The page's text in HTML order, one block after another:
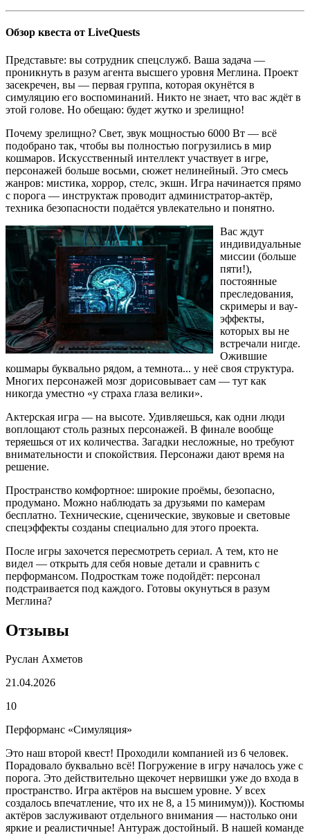
Обзор квеста от LiveQuests
Представьте: вы сотрудник спецслужб. Ваша задача —
проникнуть в разум агента высшего уровня Меглина. Проект
засекречен, вы — первая группа, которая окунётся в
симуляцию его воспоминаний. Никто не знает, что вас ждёт в
этой голове. Но обещаю: будет жутко и зрелищно!
Почему зрелищно? Свет, звук мощностью 6000 Вт — всё
подобрано так, чтобы вы полностью погрузились в мир
кошмаров. Искусственный интеллект участвует в игре,
персонажей больше восьми, сюжет нелинейный. Это смесь
жанров: мистика, хоррор, стелс, экшн. Игра начинается прямо
с порога — инструктаж проводит администратор-актёр,
техника безопасности подаётся увлекательно и понятно.
Вас ждут
индивидуальные
миссии (больше
пяти!),
постоянные
преследования,
скримеры и вау-
эффекты,
которых вы не
встречали нигде.
Ожившие
кошмары буквально рядом, а темнота... у неё своя структура.
Многих персонажей мозг дорисовывает сам — тут как
никогда уместно «у страха глаза велики».
Актерская игра — на высоте. Удивляешься, как одни люди
воплощают столь разных персонажей. В финале вообще
теряешься от их количества. Загадки несложные, но требуют
внимательности и спокойствия. Персонажи дают время на
решение.
Пространство комфортное: широкие проёмы, безопасно,
продумано. Можно наблюдать за друзьями по камерам
бесплатно. Технические, сценические, звуковые и световые
спецэффекты созданы специально для этого проекта.
После игры захочется пересмотреть сериал. А тем, кто не
видел — открыть для себя новые детали и сравнить с
перформансом. Подросткам тоже подойдёт: персонал
подстраивается под каждого. Готовы окунуться в разум
Меглина?
Отзывы
Руслан Ахметов
21.04.2026
10
Перформанс «Симуляция»
Это наш второй квест! Проходили компанией из 6 человек.
Порадовало буквально всё! Погружение в игру началось уже с
порога. Это действительно щекочет нервишки уже до входа в
пространство. Игра актёров на высшем уровне. У всех
создалось впечатление, что их не 8, а 15 минимум))). Костюмы
актёров заслуживают отдельного внимания — настолько они
яркие и реалистичные! Антураж достойный. В нашей команде